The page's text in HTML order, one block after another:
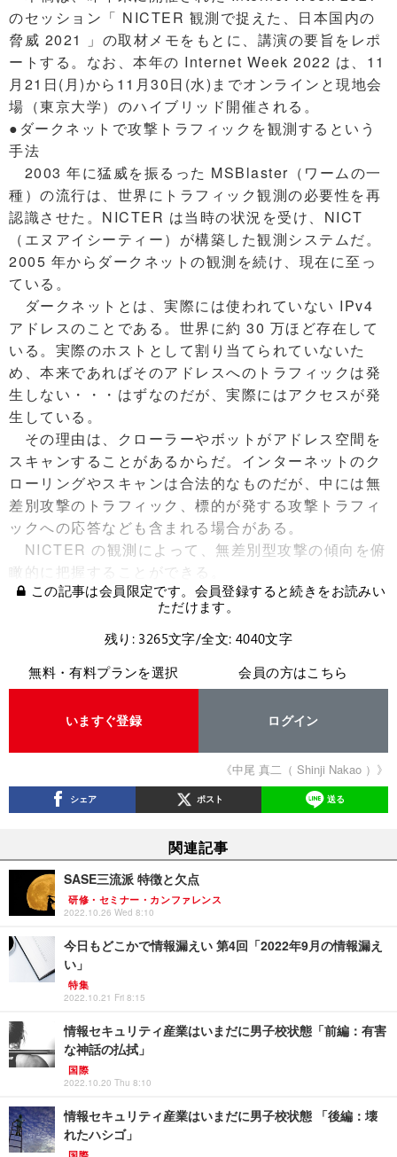
のセッション「 NICTER 観測で捉えた、日本国内の
脅威 2021 」の取材メモをもとに、講演の要旨をレポ
ートする。なお、本年の Internet Week 2022 は、11
月21日(月)から11月30日(水)までオンラインと現地会
場（東京大学）のハイブリッド開催される。
●ダークネットで攻撃トラフィックを観測するという
手法
2003 年に猛威を振るった MSBlaster（ワームの一
種）の流行は、世界にトラフィック観測の必要性を再
認識させた。NICTER は当時の状況を受け、NICT
（エヌアイシーティー）が構築した観測システムだ。
2005 年からダークネットの観測を続け、現在に至っ
ている。
ダークネットとは、実際には使われていない IPv4
アドレスのことである。世界に約 30 万ほど存在して
いる。実際のホストとして割り当てられていないた
め、本来であればそのアドレスへのトラフィックは発
生しない・・・はずなのだが、実際にはアクセスが発
生している。
その理由は、クローラーやボットがアドレス空間を
スキャンすることがあるからだ。インターネットのク
ローリングやスキャンは合法的なものだが、中には無
差別攻撃のトラフィック、標的が発する攻撃トラフィ
ックへの応答なども含まれる場合がある。
NICTER の観測によって、無差別型攻撃の傾向を俯
瞰的に把握することができる。
この記事は会員限定です。会員登録すると続きをお読みい
ただけます。
残り: 3265文字/全文: 4040文字
無料・有料プランを選択
いますぐ登録
会員の方はこちら
ログイン
《中尾 真二（ Shinji Nakao ）》
シェア ポスト 送る
関連記事
SASE三流派 特徴と欠点
研修・セミナー・カンファレンス
2022.10.26 Wed 8:10
今日もどこかで情報漏えい 第4回「2022年9月の情報漏え
い」
特集
2022.10.21 Fri 8:15
情報セキュリティ産業はいまだに男子校状態「前編：有害
な神話の払拭」
国際
2022.10.20 Thu 8:10
情報セキュリティ産業はいまだに男子校状態 「後編：壊
れたハシゴ」